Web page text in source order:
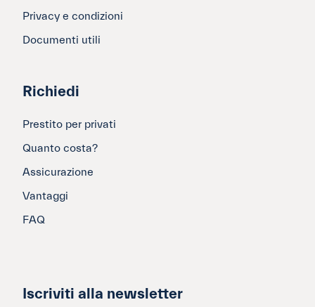
Privacy e condizioni
Documenti utili
Richiedi
Prestito per privati
Quanto costa?
Assicurazione
Vantaggi
FAQ
Iscriviti alla newsletter